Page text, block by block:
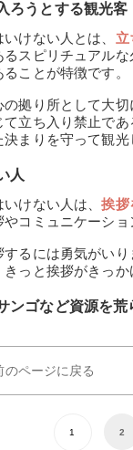
ろうとする観光客
けない人とは、 立
るスピリチュアル
ことが特徴です。
拠り所として大
立ち入り禁止で
まりを守って観光
人
いけない人は、挨拶
コミュニケーシ
るには勇気がい
っと挨拶がきっ
ンゴなど資源を荒
のページに戻る
1 2